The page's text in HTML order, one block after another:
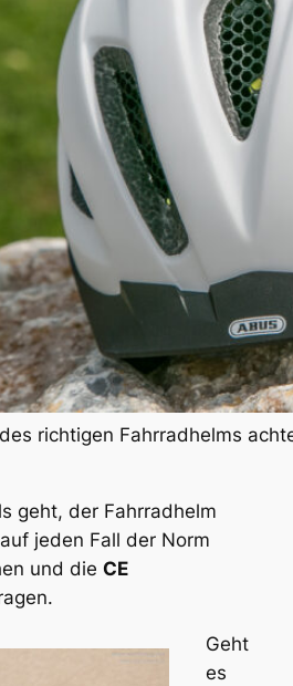
richtigen Fahrradhelms
geht, der Fahrradhelm
jeden Fall der Norm
und die CE
Geht
es